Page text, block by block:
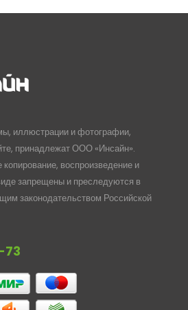
иллюстрации и фотографии,
принадлежат ООО «Инсайн».
воспроизведение и
запрещены и преследуются в
законодательством Российской
73